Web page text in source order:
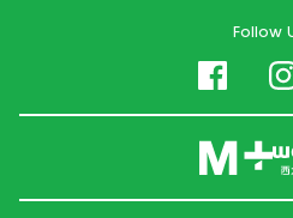
Follow